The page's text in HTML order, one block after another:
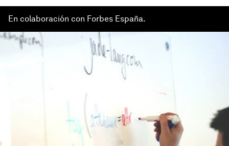
En colaboración con Forbes España.